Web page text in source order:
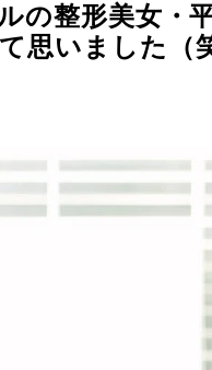
の整形美女・
思いました（